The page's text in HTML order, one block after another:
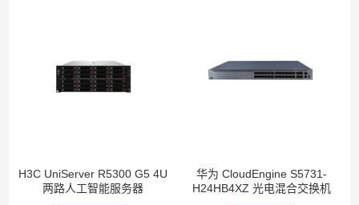
H3C UniServer R5300 G5 4U
两路人工智能服务器
华为 CloudEngine S5731-
H24HB4XZ 光电混合交换机